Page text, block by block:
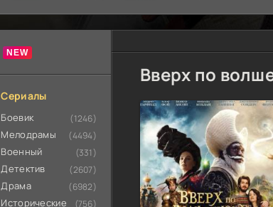
Сериалы
Боевик (1246)
Мелодрамы (4494)
Военный (331)
Детектив (2607)
Драма (6982)
Исторические (756)
Вверх по